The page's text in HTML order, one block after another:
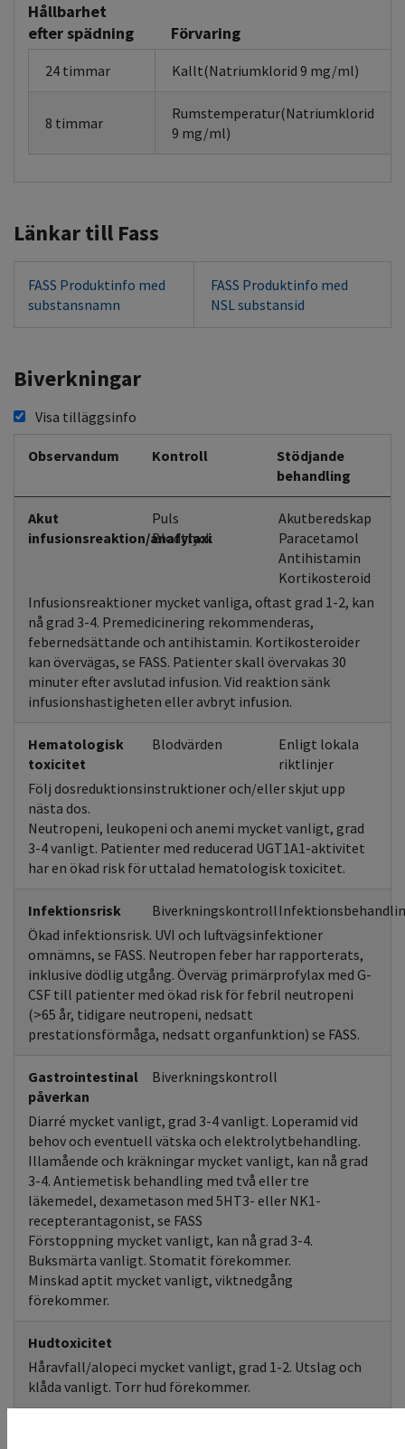
Hållbarhet
efter spädning
Förvaring
24 timmar Kallt(Natriumklorid 9 mg/ml)
8 timmar
Rumstemperatur(Natriumklorid
9 mg/ml)
Länkar till Fass
FASS Produktinfo med
substansnamn
FASS Produktinfo med
NSL substansid
Biverkningar
Visa tilläggsinfo
Observandum Kontroll
Stödjande
behandling
Akut
infusionsreaktion/anafylaxi
Puls
Akutberedskap
Blodtryck
Paracetamol
Antihistamin
Kortikosteroid
Infusionsreaktioner mycket vanliga, oftast grad 1-2, kan
nå grad 3-4. Premedicinering rekommenderas,
febernedsättande och antihistamin. Kortikosteroider
kan övervägas, se FASS. Patienter skall övervakas 30
minuter efter avslutad infusion. Vid reaktion sänk
infusionshastigheten eller avbryt infusion.
Hematologisk
toxicitet
Blodvärden
Enligt lokala
riktlinjer
Följ dosreduktionsinstruktioner och/eller skjut upp
nästa dos.
Neutropeni, leukopeni och anemi mycket vanligt, grad
3-4 vanligt. Patienter med reducerad UGT1A1-aktivitet
har en ökad risk för uttalad hematologisk toxicitet.
Infektionsrisk Biverkningskontroll
Ökad infektionsrisk. UVI och luftvägsinfektioner
omnämns, se FASS. Neutropen feber har rapporterats,
inklusive dödlig utgång. Överväg primärprofylax med G-
CSF till patienter med ökad risk för febril neutropeni
(>65 år, tidigare neutropeni, nedsatt
prestationsförmåga, nedsatt organfunktion) se FASS.
Gastrointestinal
påverkan
Biverkningskontroll
Diarré mycket vanligt, grad 3-4 vanligt. Loperamid vid
behov och eventuell vätska och elektrolytbehandling.
Illamående och kräkningar mycket vanligt, kan nå grad
3-4. Antiemetisk behandling med två eller tre
läkemedel, dexametason med 5HT3- eller NK1-
recepterantagonist, se FASS
Förstoppning mycket vanligt, kan nå grad 3-4.
Buksmärta vanligt. Stomatit förekommer.
Minskad aptit mycket vanligt, viktnedgång
förekommer.
Hudtoxicitet
Håravfall/alopeci mycket vanligt, grad 1-2. Utslag och
klåda vanligt. Torr hud förekommer.